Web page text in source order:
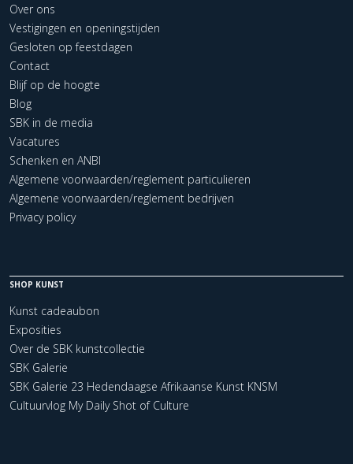
Over ons
Vestigingen en openingstijden
Gesloten op feestdagen
Contact
Blijf op de hoogte
Blog
SBK in de media
Vacatures
Schenken en ANBI
Algemene voorwaarden/reglement particulieren
Algemene voorwaarden/reglement bedrijven
Privacy policy
SHOP KUNST
Kunst cadeaubon
Exposities
Over de SBK kunstcollectie
SBK Galerie
SBK Galerie 23 Hedendaagse Afrikaanse Kunst KNSM
Cultuurvlog My Daily Shot of Culture